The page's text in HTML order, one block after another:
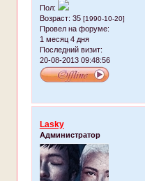
Пол:
Возраст: 35 [1990-10-20]
Провел на форуме:
1 месяц 4 дня
Последний визит:
20-08-2013 09:48:56
Lasky
Администратор